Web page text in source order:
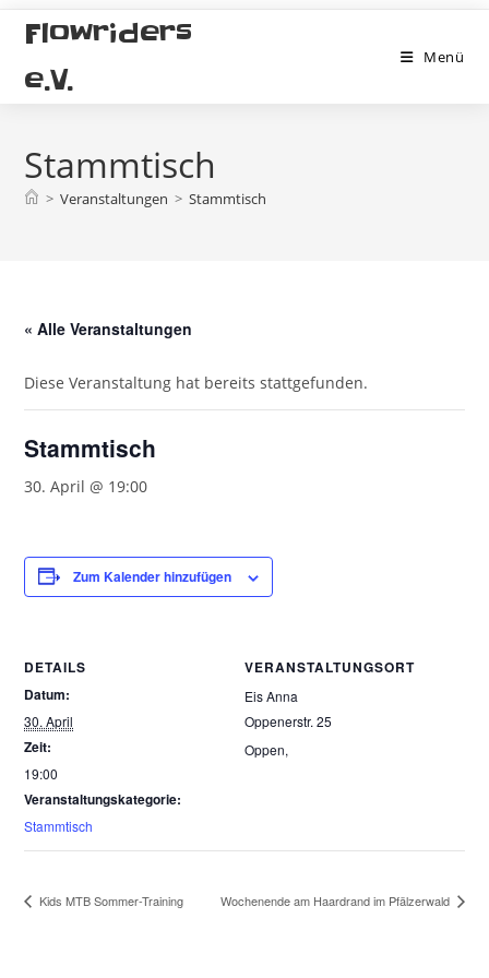
Zum
Inhalt
springen
Flowriders
e.V.
Menü
Stammtisch
> Veranstaltungen > Stammtisch
« Alle Veranstaltungen
Diese Veranstaltung hat bereits stattgefunden.
Stammtisch
30. April @ 19:00
Zum Kalender hinzufügen
DETAILS
Datum:
30. April
Zeit:
19:00
Veranstaltungskategorie:
Stammtisch
VERANSTALTUNGSORT
Eis Anna
Oppenerstr. 25
Oppen,
Kids MTB Sommer-Training Wochenende am Haardrand im Pfälzerwald